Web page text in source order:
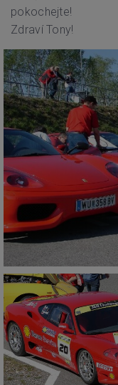
pokochejte!
Zdraví Tony!